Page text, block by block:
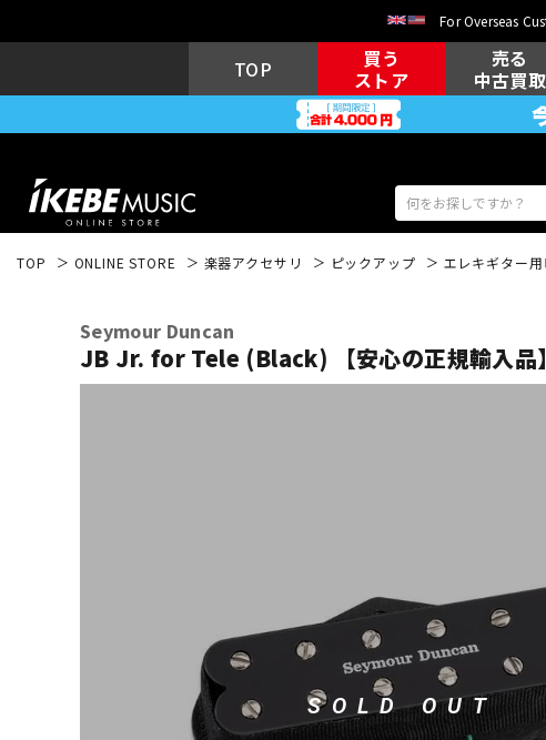
For Overseas
TOP
買う
ストア
売る
中古買取
ヴィンテージ
TOP ONLINE STORE 楽器アクセサリ ピックアップ エレキギター
Seymour Duncan
JB Jr. for Tele (Black) 【安心の正規輸入品】
SOLD OUT